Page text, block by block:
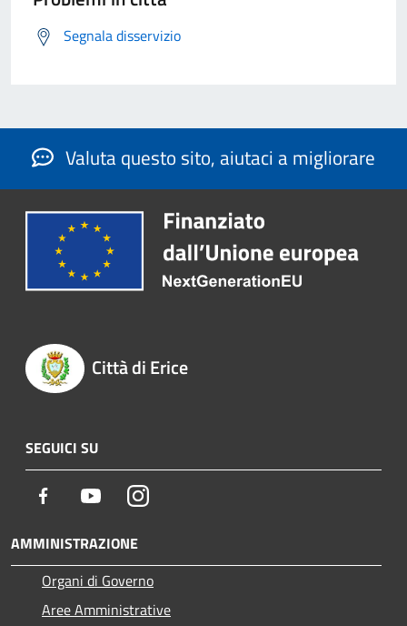
Segnala disservizio
Valuta questo sito, aiutaci a migliorare
Città di Erice
SEGUICI SU
Facebook YoutubeInstagram
AMMINISTRAZIONE
Organi di Governo
Aree Amministrative